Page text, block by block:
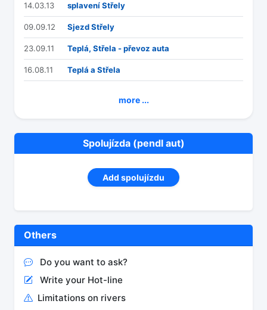
14.03.13 splavení Střely
09.09.12 Sjezd Střely
23.09.11 Teplá, Střela - převoz auta
16.08.11 Teplá a Střela
more ...
Spolujízda (pendl aut)
Add spolujízdu
Others
Do you want to ask?
Write your Hot-line
Limitations on rivers